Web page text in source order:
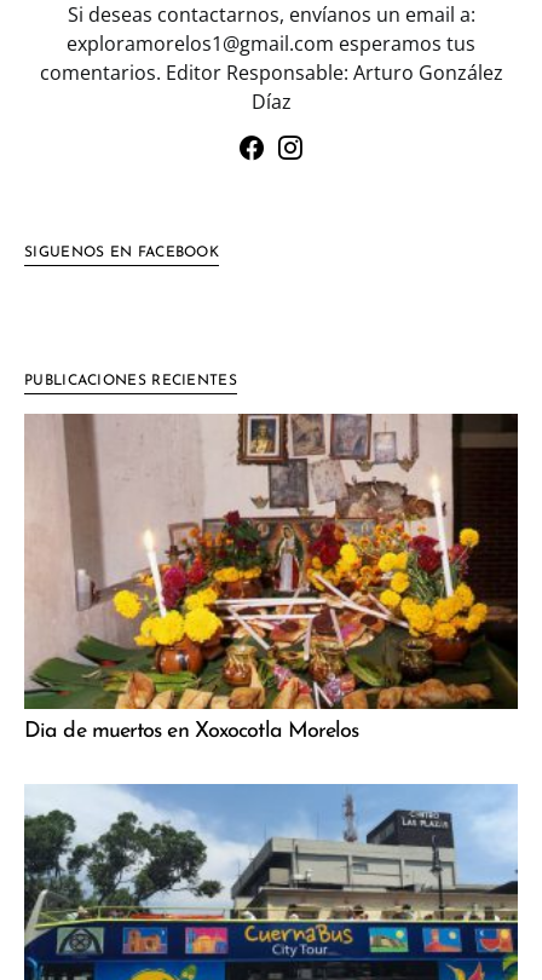
Si deseas contactarnos, envíanos un email a:
exploramorelos1@gmail.com esperamos tus
comentarios. Editor Responsable: Arturo González
Díaz
SIGUENOS EN FACEBOOK
PUBLICACIONES RECIENTES
Dia de muertos en Xoxocotla Morelos